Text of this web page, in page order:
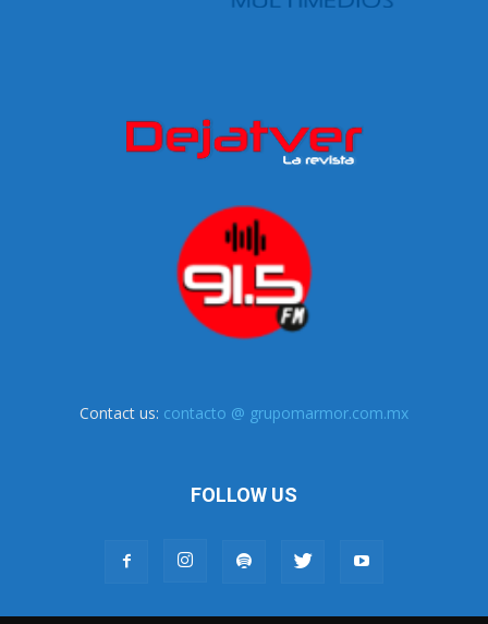
Contact us: contacto @ grupomarmor.com.mx
FOLLOW US